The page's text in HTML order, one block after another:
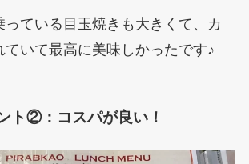
っている目玉焼きも大きくて、カ
ていて最高に美味しかったです♪
ト②：コスパが良い！